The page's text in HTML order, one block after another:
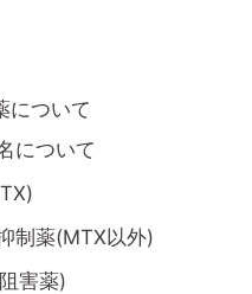
について
について
制薬(MTX以外)
害薬)